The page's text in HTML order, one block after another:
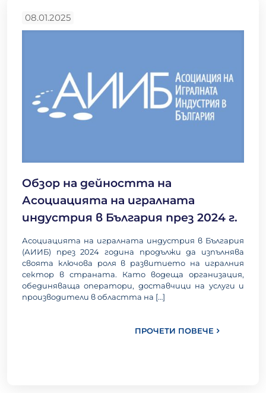
08.01.2025
Обзор на дейността на
Асоциацията на игралната
индустрия в България през 2024 г.
Асоциацията на игралната индустрия в България
(АИИБ) през 2024 година продължи да изпълнява
своята ключова роля в развитието на игралния
сектор в страната. Като водеща организация,
обединяваща оператори, доставчици на услуги и
производители в областта на […]
ПРОЧЕТИ ПОВЕЧЕ